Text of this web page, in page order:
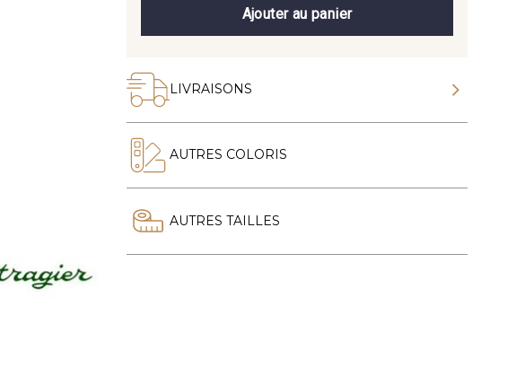
Ajouter au panier
LIVRAISONS
AUTRES COLORIS
AUTRES TAILLES